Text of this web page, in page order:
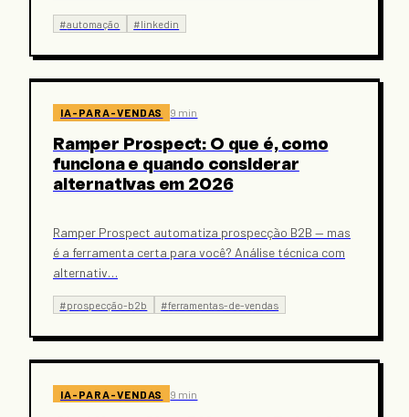
#automação #linkedin
IA-PARA-VENDAS 9 min
Ramper Prospect: O que é, como
funciona e quando considerar
alternativas em 2026
Ramper Prospect automatiza prospecção B2B — mas
é a ferramenta certa para você? Análise técnica com
alternativ…
#prospecção-b2b #ferramentas-de-vendas
IA-PARA-VENDAS 9 min